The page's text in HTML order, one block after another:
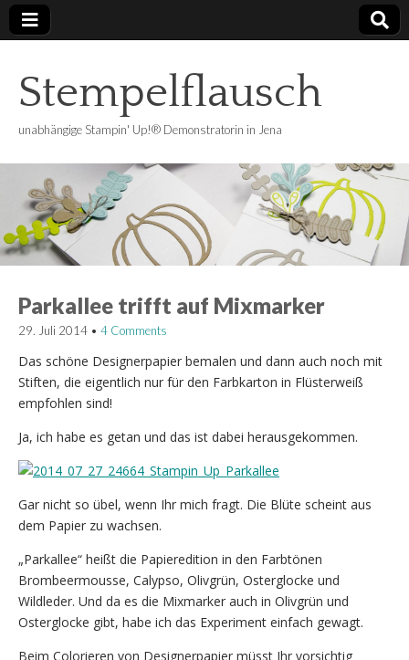
Stempelflausch
unabhängige Stampin' Up!® Demonstratorin in Jena
Parkallee trifft auf Mixmarker
29. Juli 2014 • 4 Comments
Das schöne Designerpapier bemalen und dann auch noch mit
Stiften, die eigentlich nur für den Farbkarton in Flüsterweiß
empfohlen sind!
Ja, ich habe es getan und das ist dabei herausgekommen.
Gar nicht so übel, wenn Ihr mich fragt. Die Blüte scheint aus
dem Papier zu wachsen.
„Parkallee“ heißt die Papieredition in den Farbtönen
Brombeermousse, Calypso, Olivgrün, Osterglocke und
Wildleder. Und da es die Mixmarker auch in Olivgrün und
Osterglocke gibt, habe ich das Experiment einfach gewagt.
Beim Colorieren von Designerpapier müsst Ihr vorsichtig